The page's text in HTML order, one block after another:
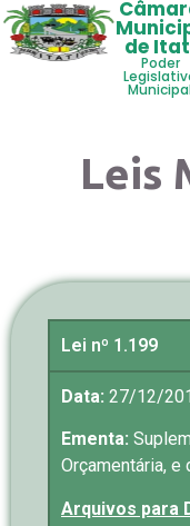
de
Poder
Leis
Lei nº 1.199
Data: 27/12/
Ementa:
Orçamentária,
Arquivos para